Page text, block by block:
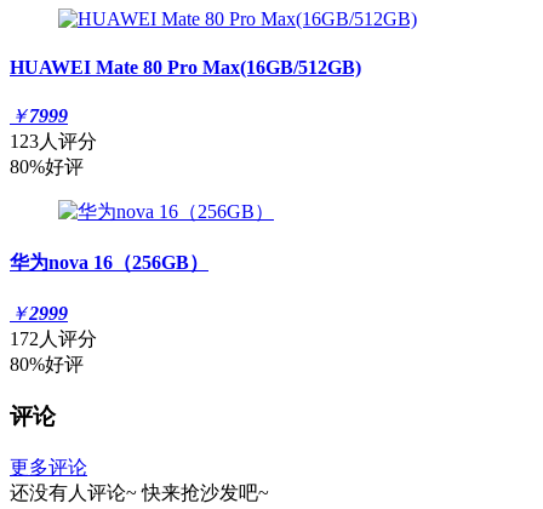
HUAWEI Mate 80 Pro Max(16GB/512GB)
￥7999
123人评分
80%好评
华为nova 16（256GB）
￥2999
172人评分
80%好评
评论
更多评论
还没有人评论~ 快来抢沙发吧~